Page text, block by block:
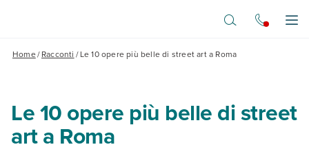
Home/Racconti /Le 10 opere più belle di street art a Roma
Le 10 opere più belle di street
art a Roma